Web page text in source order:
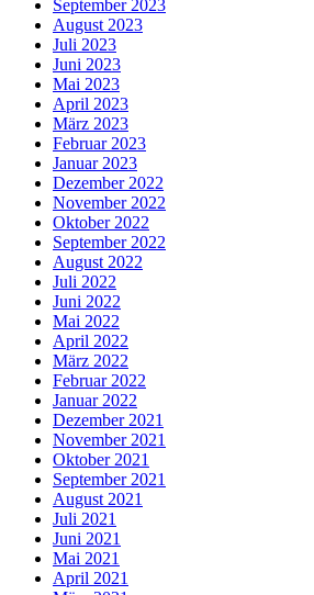
September 2023
August 2023
Juli 2023
Juni 2023
Mai 2023
April 2023
März 2023
Februar 2023
Januar 2023
Dezember 2022
November 2022
Oktober 2022
September 2022
August 2022
Juli 2022
Juni 2022
Mai 2022
April 2022
März 2022
Februar 2022
Januar 2022
Dezember 2021
November 2021
Oktober 2021
September 2021
August 2021
Juli 2021
Juni 2021
Mai 2021
April 2021